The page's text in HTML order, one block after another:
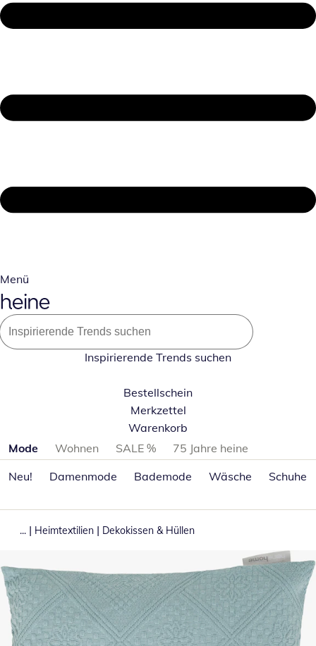
Menü
Inspirierende Trends suchen
Bestellschein
Merkzettel
Warenkorb
Produktkategorien überspringen
Mode Wohnen SALE %
75 Jahre heine
Neu!
Damenmode Bademode Wäsche Schuhe
... | Heimtextilien | Dekokissen & Hüllen